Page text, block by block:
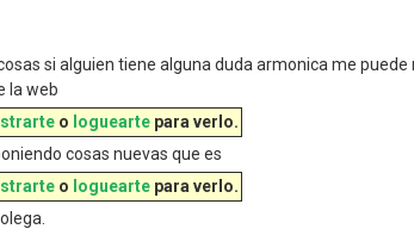
si alguien tiene alguna duda armonica me
la web
o logueartepara verlo.
cosas nuevas que es
o logueartepara verlo.